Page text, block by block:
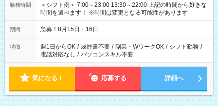
勤務時間
＜シフト例＞ 7:00～23:00 13:30～22:00 上記の時間から好きな
時間を選べます！ ※時間は変更となる可能性があります
期間 急募！8月15日・16日
特徴 週1日からOK / 履歴書不要 / 副業・WワークOK / シフト勤務 /
電話対応なし / パソコンスキル不要
気になる！ 応募する 詳細へ